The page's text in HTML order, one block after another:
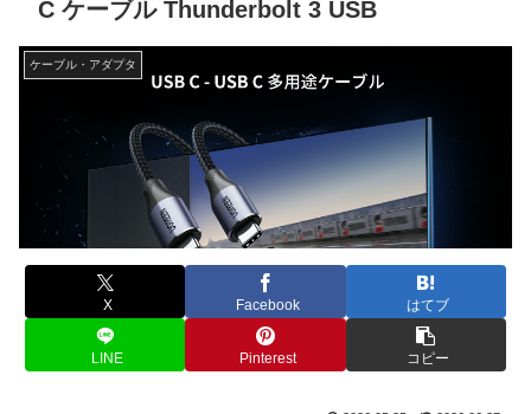
C ケーブル Thunderbolt 3 USB
ケーブル・アダプタ
X Facebook はてブ
LINE Pinterest コピー